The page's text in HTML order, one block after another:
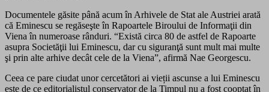
Documentele găsite până acum în Arhivele de Stat ale Austriei arată
că Eminescu se regăseşte în Rapoartele Biroului de Informaţii din
Viena în numeroase rânduri. “Există circa 80 de astfel de Rapoarte
asupra Societăţii lui Eminescu, dar cu siguranţă sunt mult mai multe
şi prin alte arhive decât cele de la Viena”, afirmă Nae Georgescu.
Ceea ce pare ciudat unor cercetători ai vieții ascunse a lui Eminescu
este de ce editorialistul conservator de la Timpul nu a fost cooptat în